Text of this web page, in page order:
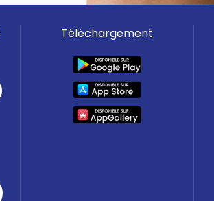
✅ Aménagement de circuits de
visite et supports de médiation
✅ Équipements d’accueil
œnotouristiques
✅ Digitalisation de l’entreprise
Téléchargement